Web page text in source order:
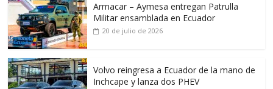
Armacar – Aymesa entregan Patrulla
Militar ensamblada en Ecuador
20 de julio de 2026
Volvo reingresa a Ecuador de la mano de
Inchcape y lanza dos PHEV